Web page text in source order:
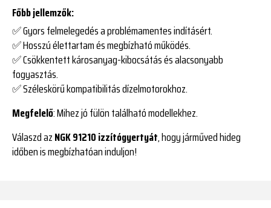
Főbb jellemzők:
✅Gyors felmelegedésa problémamentes indításért.
✅Hosszú élettartamés megbízható működés.
✅Csökkentett károsanyag-kibocsátásés alacsonyabb
fogyasztás.
✅Széleskörű kompatibilitásdízelmotorokhoz.
Megfelelő: Mihez jó fülön található modellekhez.
Válaszd azNGK 91210 izzítógyertyát, hogy járműved hideg
időben is megbízhatóan induljon!